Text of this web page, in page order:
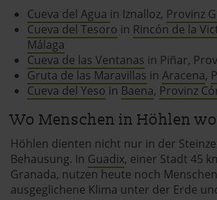
Cueva del Agua in Iznalloz, Provinz
Cueva del Tesoro in Rincón de la
Málaga
Cueva de las Ventanas in Piñar,
Gruta de las Maravillas in Aracena,
Cueva del Yeso in Baena, Provinz
Wo Menschen in Höhlen
Höhlen dienten nicht nur in der
Behausung. In Guadix, einer Stadt 45
Granada, nutzen heute noch
ausgeglichene Klima unter der Erde